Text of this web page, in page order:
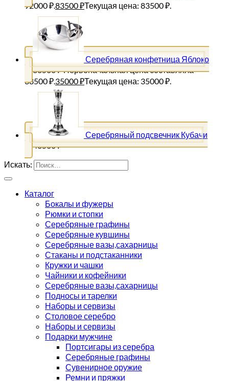
92000 ₽.83500₽Текущая цена: 83500 ₽.
Серебряная конфетница Яблоко
38500₽Первоначальная цена составляла
38500 ₽.35000₽Текущая цена: 35000 ₽.
Серебряный подсвечник Кубачи
43500₽
Искать:
Каталог
Бокалы и фужеры
Рюмки и стопки
Серебряные графины
Серебряные кувшины
Серебряные вазы,сахарницы
Стаканы и подстаканники
Кружки и чашки
Чайники и кофейники
Серебряные вазы,сахарницы
Подносы и тарелки
Наборы и сервизы
Столовое серебро
Наборы и сервизы
Подарки мужчине
Портсигары из серебра
Серебряные графины
Сувенирное оружие
Ремни и пряжки